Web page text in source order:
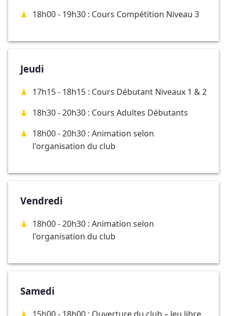
18h00 - 19h30 : Cours Compétition Niveau 3
Jeudi
17h15 - 18h15 : Cours Débutant Niveaux 1 & 2
18h30 - 20h30 : Cours Adultes Débutants
18h00 - 20h30 : Animation selon
l'organisation du club
Vendredi
18h00 - 20h30 : Animation selon
l'organisation du club
Samedi
15h00 - 18h00 : Ouverture du club – Jeu libre